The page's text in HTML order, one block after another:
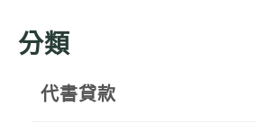
分類
代書貸款